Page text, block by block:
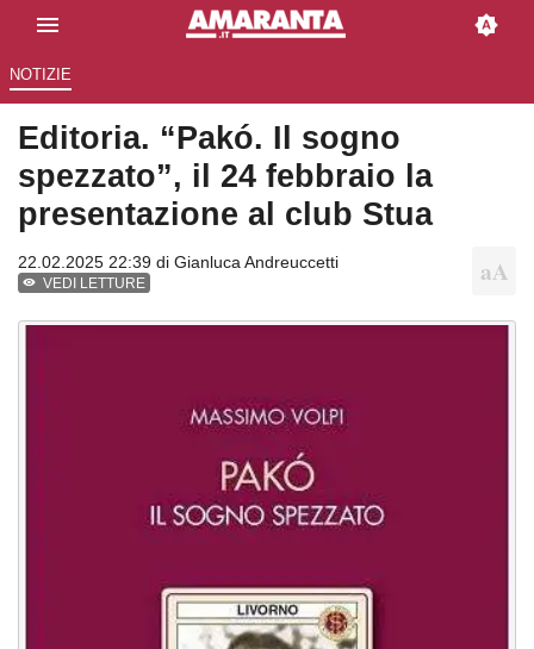
NOTIZIE
Editoria. “Pakó. Il sogno
spezzato”, il 24 febbraio la
presentazione al club Stua
22.02.2025 22:39 di Gianluca Andreuccetti
VEDI LETTURE